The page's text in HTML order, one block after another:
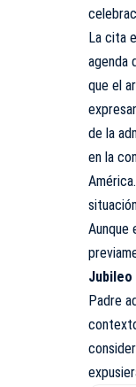
La cita
agenda
que el
de la
en la
Aunque
Jubileo
Padre